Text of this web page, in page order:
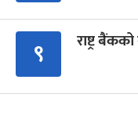
९ राष्ट्र